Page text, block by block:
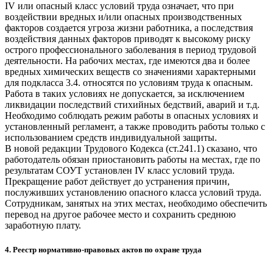
IV или опасный класс условий труда означает, что при
воздействии вредных и/или опасных производственных
факторов создается угроза жизни работника, а последствия
воздействия данных факторов приводят к высокому риску
острого профессионального заболевания в период трудовой
деятельности. На рабочих местах, где имеются два и более
вредных химических веществ со значениями характерными
для подкласса 3.4. относятся по условиям труда к опасным.
Работа в таких условиях не допускается, за исключением
ликвидации последствий стихийных бедствий, аварий и т.д.
Необходимо соблюдать режим работы в опасных условиях и
установленный регламент, а также проводить работы только с
использованием средств индивидуальной защиты.
В новой редакции Трудового Кодекса (ст.241.1) сказано, что
работодатель обязан приостановить работы на местах, где по
результатам СОУТ установлен IV класс условий труда.
Прекращение работ действует до устранения причин,
послуживших установлению опасного класса условий труда.
Сотрудникам, занятых на этих местах, необходимо обеспечить
перевод на другое рабочее место и сохранить среднюю
заработную плату.
4. Реестр нормативно-правовых актов по охране труда